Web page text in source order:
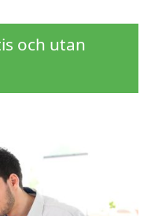
och utan